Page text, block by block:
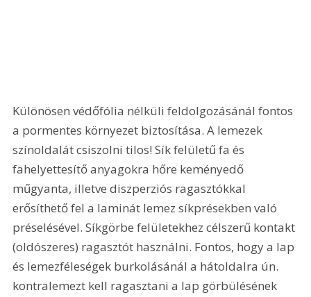
Különösen védőfólia nélküli feldolgozásánál fontos
a pormentes környezet biztosítása. A lemezek
színoldalát csiszolni tilos! Sík felületű fa és
fahelyettesítő anyagokra hőre keményedő
műgyanta, illetve diszperziós ragasztókkal
erősíthető fel a laminát lemez síkprésekben való
préselésével. Síkgörbe felületekhez célszerű kontakt
(oldószeres) ragasztót használni. Fontos, hogy a lap
és lemezféleségek burkolásánál a hátoldalra ún.
kontralemezt kell ragasztani a lap görbülésének